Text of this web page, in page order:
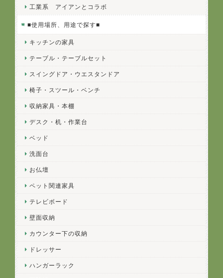
工業系 アイアンとコラボ
■使用場所、用途で探す■
キッチンの家具
テーブル・テーブルセット
スイングドア・ウエスタンドア
椅子・スツール・ベンチ
収納家具・本棚
デスク・机・作業台
ベッド
洗面台
お仏壇
ペット関連家具
テレビボード
壁面収納
カウンター下の収納
ドレッサー
ハンガーラック